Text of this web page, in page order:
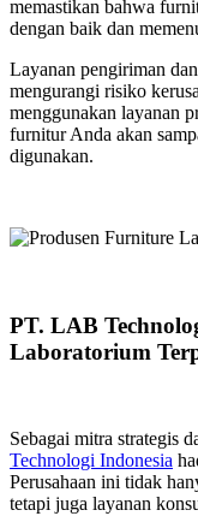
memastikan bahwa
dengan baik dan
Layanan pengiriman
mengurangi risiko
menggunakan layanan
furnitur Anda akan
digunakan.
PT. LAB
Laboratorium
Sebagai mitra strategis
Technologi Indonesia
Perusahaan ini tidak
tetapi juga layanan